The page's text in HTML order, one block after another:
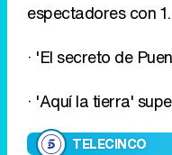
espectadores con
· 'El secreto de
· 'Aquí la tierra'
TELECINCO